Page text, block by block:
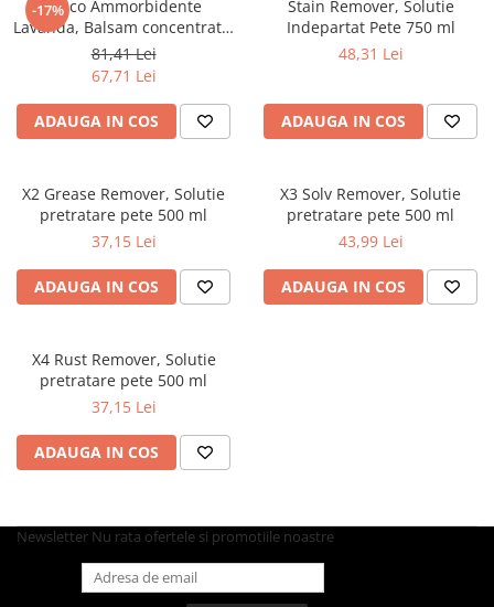
Articole din Lemn
Articole din Plastic PET
Pahare
Articole din Trestie de Zahar
Echipament de Protectie
Saci Menajeri
Pahare
Articole din Carton Kraft Natur
Barcute
Caserole
Articole din Carton Kraft Natur +
-17%Vinco Ammorbidente
Lavanda, Balsam concentrat 5
kg
81,41 Lei
67,71 Lei
ADAUGA IN COS
Stain Remover, Solutie
Indepartat Pete 750 ml
48,31 Lei
ADAUGA IN COS
X2 Grease Remover, Solutie
pretratare pete 500 ml
37,15 Lei
ADAUGA IN COS
X3 Solv Remover, Solutie
pretratare pete 500 ml
43,99 Lei
ADAUGA IN COS
X4 Rust Remover, Solutie
pretratare pete 500 ml
37,15 Lei
ADAUGA IN COS
Newsletter Nu rata ofertele si promotiile noastre